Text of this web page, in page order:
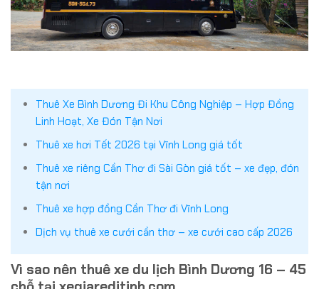
Thuê Xe Bình Dương Đi Khu Công Nghiệp – Hợp Đồng
Linh Hoạt, Xe Đón Tận Nơi
Thuê xe hơi Tết 2026 tại Vĩnh Long giá tốt
Thuê xe riêng Cần Thơ đi Sài Gòn giá tốt – xe đẹp, đón
tận nơi
Thuê xe hợp đồng Cần Thơ đi Vĩnh Long
Dịch vụ thuê xe cưới cần thơ – xe cưới cao cấp 2026
Vì sao nên thuê xe du lịch Bình Dương 16 – 45